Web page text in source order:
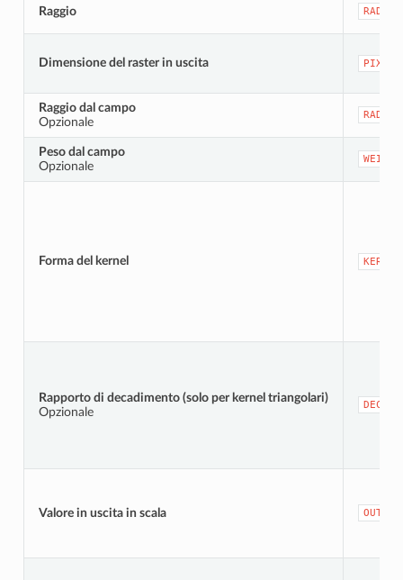
Raggio RADIUS
Dimensione del raster in uscita
Raggio dal campo
Opzionale
Peso dal campo
Opzionale
Forma del kernel KERNEL
Rapporto di decadimento (solo per kernel triangolari)
Opzionale
DECAY
Valore in uscita in scala